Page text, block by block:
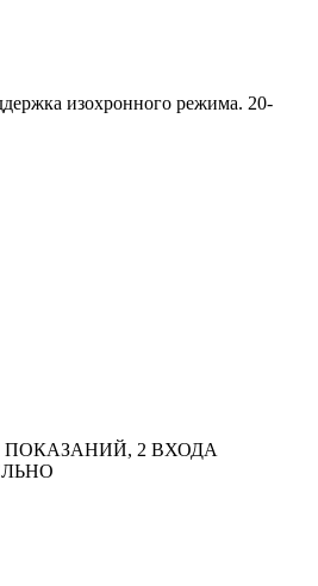
изохронного режима. 20-
ПОКАЗАНИЙ, 2 ВХОДА